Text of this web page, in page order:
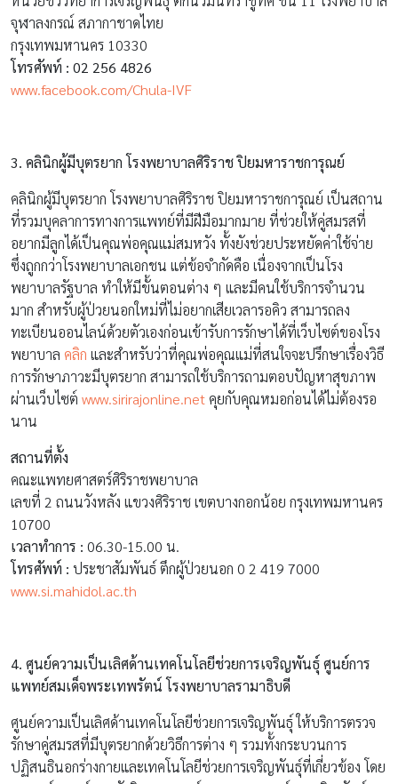
จุฬาลงกรณ์ สภากาชาดไทย
กรุงเทพมหานคร 10330
โทรศัพท์ : 02 256 4826
www.facebook.com/Chula-IVF
3. คลินิกผู้มีบุตรยาก โรงพยาบาลศิริราช ปิยมหาราชการุณย์
คลินิกผู้มีบุตรยาก โรงพยาบาลศิริราช ปิยมหาราชการุณย์ เป็นสถาน
ที่รวมบุคลาการทางการแพทย์ที่มีฝีมือมากมาย ที่ช่วยให้คู่สมรสที่
อยากมีลูกได้เป็นคุณพ่อคุณแม่สมหวัง ทั้งยังช่วยประหยัดค่าใช้จ่าย
ซึ่งถูกกว่าโรงพยาบาลเอกชน แต่ข้อจำกัดคือ เนื่องจากเป็นโรง
พยาบาลรัฐบาล ทำให้มีขั้นตอนต่าง ๆ และมีคนใช้บริการจำนวน
มาก สำหรับผู้ป่วยนอกใหม่ที่ไม่อยากเสียเวลารอคิว สามารถลง
ทะเบียนออนไลน์ด้วยตัวเองก่อนเข้ารับการรักษาได้ที่เว็บไซต์ของโรง
พยาบาล คลิก และสำหรับว่าที่คุณพ่อคุณแม่ที่สนใจจะปรึกษาเรื่องวิธี
การรักษาภาวะมีบุตรยาก สามารถใช้บริการถามตอบปัญหาสุขภาพ
ผ่านเว็บไซต์ www.sirirajonline.net คุยกับคุณหมอก่อนได้ไม่ต้องรอ
นาน
สถานที่ตั้ง
คณะแพทยศาสตร์ศิริราชพยาบาล
เลขที่ 2 ถนนวังหลัง แขวงศิริราช เขตบางกอกน้อย กรุงเทพมหานคร
10700
เวลาทำการ : 06.30-15.00 น.
โทรศัพท์ : ประชาสัมพันธ์ ตึกผู้ป่วยนอก 0 2 419 7000
www.si.mahidol.ac.th
4. ศูนย์ความเป็นเลิศด้านเทคโนโลยีช่วยการเจริญพันธุ์ ศูนย์การ
แพทย์สมเด็จพระเทพรัตน์ โรงพยาบาลรามาธิบดี
ศูนย์ความเป็นเลิศด้านเทคโนโลยีช่วยการเจริญพันธุ์ ให้บริการตรวจ
รักษาคู่สมรสที่มีบุตรยากด้วยวิธีการต่าง ๆ รวมทั้งกระบวนการ
ปฏิสนธินอกร่างกายและเทคโนโลยีช่วยการเจริญพันธุ์ที่เกี่ยวข้อง โดย